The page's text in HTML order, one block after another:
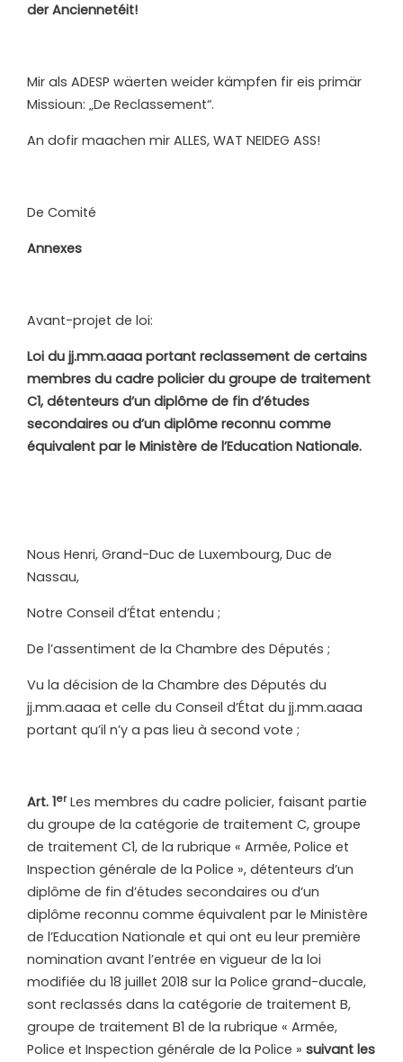
der Anciennetéit!
Mir als ADESP wäerten weider kämpfen fir eis primär
Missioun: „De Reclassement“.
An dofir maachen mir ALLES, WAT NEIDEG ASS!
De Comité
Annexes
Avant-projet de loi:
Loi du jj.mm.aaaa portant reclassement de certains
membres du cadre policier du groupe de traitement
C1, détenteurs d’un diplôme de fin d’études
secondaires ou d’un diplôme reconnu comme
équivalent par le Ministère de l’Education Nationale.
Nous Henri, Grand-Duc de Luxembourg, Duc de
Nassau,
Notre Conseil d’État entendu ;
De l’assentiment de la Chambre des Députés ;
Vu la décision de la Chambre des Députés du
jj.mm.aaaa et celle du Conseil d’État du jj.mm.aaaa
portant qu’il n’y a pas lieu à second vote ;
Art. 1er Les membres du cadre policier, faisant partie
du groupe de la catégorie de traitement C, groupe
de traitement C1, de la rubrique « Armée, Police et
Inspection générale de la Police », détenteurs d’un
diplôme de fin d’études secondaires ou d’un
diplôme reconnu comme équivalent par le Ministère
de l’Education Nationale et qui ont eu leur première
nomination avant l’entrée en vigueur de la loi
modifiée du 18 juillet 2018 sur la Police grand-ducale,
sont reclassés dans la catégorie de traitement B,
groupe de traitement B1 de la rubrique « Armée,
Police et Inspection générale de la Police » suivant les